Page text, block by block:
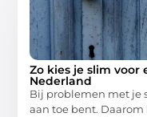
Zo kies je slim
Nederland
Bij problemen met je
aan toe bent.